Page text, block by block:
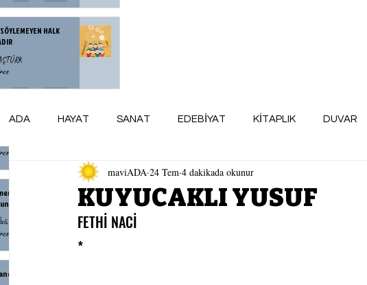
HALK
Yaşlanmak Demek
Bilmiyordum
İsayeviç Soljenitsin
ADA HAYAT SANAT EDEBİYAT KİTAPLIK DUVAR
maviADA KÜNYE AY AYDINLIĞI
KUYUCAKLI YUSUF
maviADA 24 Tem 4 dakikada okunur
FETHİ NACİ
*